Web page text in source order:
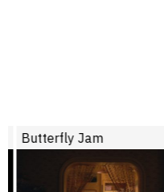
Butterfly Jam